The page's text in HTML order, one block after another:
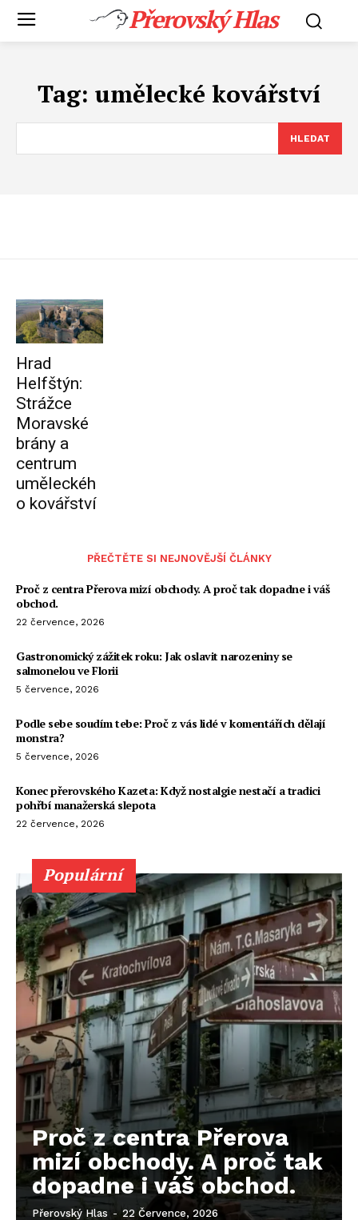
Přerovský Hlas
Tag: umělecké kovářství
HLEDAT
Hrad
Helfštýn:
Strážce
Moravské
brány a
centrum
uměleckéh
o kovářství
PŘEČTĚTE SI NEJNOVĚJŠÍ ČLÁNKY
Proč z centra Přerova mizí obchody. A proč tak dopadne i váš
obchod.
22 července, 2026
Gastronomický zážitek roku: Jak oslavit narozeniny se
salmonelou ve Florii
5 července, 2026
Podle sebe soudím tebe: Proč z vás lidé v komentářích dělají
monstra?
5 července, 2026
Konec přerovského Kazeta: Když nostalgie nestačí a tradici
pohřbí manažerská slepota
22 července, 2026
Populární
Proč z centra Přerova
mizí obchody. A proč tak
dopadne i váš obchod.
Přerovský Hlas - 22 Července, 2026